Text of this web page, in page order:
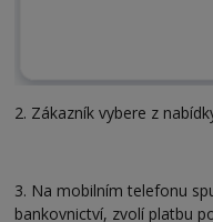
2. Zákazník vybere z
3. Na mobilním telefonu
bankovnictví, zvolí platbu